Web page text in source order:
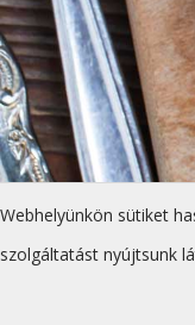
Webhelyünkön sütiket
szolgáltatást nyújtsunk